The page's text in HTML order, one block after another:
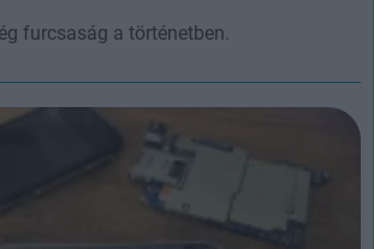
furcsaság a történetben.